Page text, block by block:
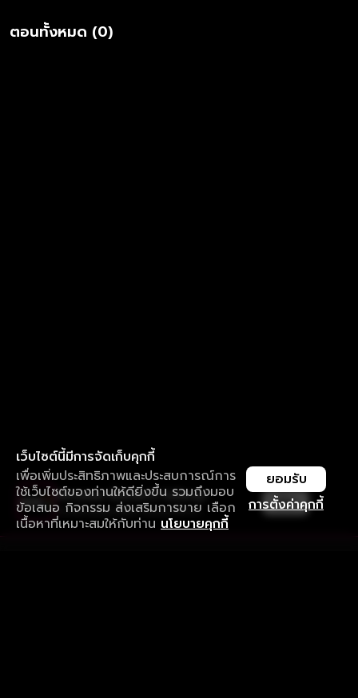
ตอนทั้งหมด (0)
เว็บไซต์นี้มีการจัดเก็บคุกกี้
เพื่อเพิ่มประสิทธิภาพและประสบการณ์การ
ใช้เว็บไซต์ของท่านให้ดียิ่งขึ้น รวมถึงมอบ
ข้อเสนอ กิจกรรม ส่งเสริมการขาย เลือก
เนื้อหาที่เหมาะสมให้กับท่าน นโยบายคุกกี้
การตั้งค่าคุกกี้
ยอมรับ
ใช้งานแอป ลื่นไหลกว่า ไม่มีสะดุด
ดาวน์โหลดแอปเพื่อการรับชมที่ดีกว่า เปิด